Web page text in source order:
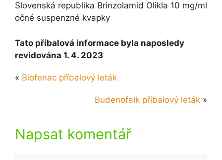
Slovenská republika Brinzolamid Olikla 10 mg/ml
očné suspenzné kvapky
Tato příbalová informace byla naposledy
revidována 1. 4. 2023
« Biofenac příbalový leták
Budenofalk příbalový leták »
Napsat komentář